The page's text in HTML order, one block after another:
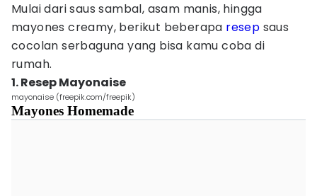
Mulai dari saus sambal, asam manis, hingga
mayones creamy, berikut beberapa resep saus
cocolan serbaguna yang bisa kamu coba di
rumah.
1. Resep Mayonaise
mayonaise (freepik.com/freepik)
Mayones Homemade